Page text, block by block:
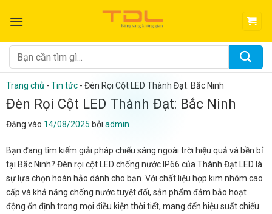
qua
dung
Tìm
kiếm:
Trang chủ - Tin tức - Đèn Rọi Cột LED Thành Đạt: Bắc Ninh
Đèn Rọi Cột LED Thành Đạt: Bắc Ninh
Đăng vào 14/08/2025 bởi admin
Bạn đang tìm kiếm giải pháp chiếu sáng ngoài trời hiệu quả và bền bỉ
tại Bắc Ninh? Đèn rọi cột LED chống nước IP66 của Thành Đạt LED là
sự lựa chọn hoàn hảo dành cho bạn. Với chất liệu hợp kim nhôm cao
cấp và khả năng chống nước tuyệt đối, sản phẩm đảm bảo hoạt
động ổn định trong mọi điều kiện thời tiết, mang đến hiệu suất chiếu